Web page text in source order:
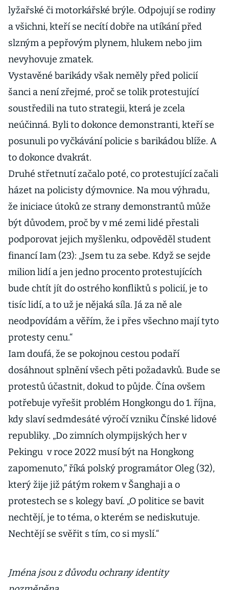
lyžařské či motorkářské brýle. Odpojují se rodiny
a všichni, kteří se necítí dobře na utíkání před
slzným a pepřovým plynem, hlukem nebo jim
nevyhovuje zmatek.
Vystavěné barikády však neměly před policií
šanci a není zřejmé, proč se tolik protestující
soustředili na tuto strategii, která je zcela
neúčinná. Byli to dokonce demonstranti, kteří se
posunuli po vyčkávání policie s barikádou blíže. A
to dokonce dvakrát.
Druhé střetnutí začalo poté, co protestující začali
házet na policisty dýmovnice. Na mou výhradu,
že iniciace útoků ze strany demonstrantů může
být důvodem, proč by v mé zemi lidé přestali
podporovat jejich myšlenku, odpověděl student
financí Iam (23): „Jsem tu za sebe. Když se sejde
milion lidí a jen jedno procento protestujících
bude chtít jít do ostrého konfliktů s policií, je to
tisíc lidí, a to už je nějaká síla. Já za ně ale
neodpovídám a věřím, že i přes všechno mají tyto
protesty cenu.“
Iam doufá, že se pokojnou cestou podaří
dosáhnout splnění všech pěti požadavků. Bude se
protestů účastnit, dokud to půjde. Čína ovšem
potřebuje vyřešit problém Hongkongu do 1. října,
kdy slaví sedmdesáté výročí vzniku Čínské lidové
republiky. „Do zimních olympijských her v
Pekingu v roce 2022 musí být na Hongkong
zapomenuto,” říká polský programátor Oleg (32),
který žije již pátým rokem v Šanghaji a o
protestech se s kolegy baví. „O politice se bavit
nechtějí, je to téma, o kterém se nediskutuje.
Nechtějí se svěřit s tím, co si myslí.“
Jména jsou z důvodu ochrany identity